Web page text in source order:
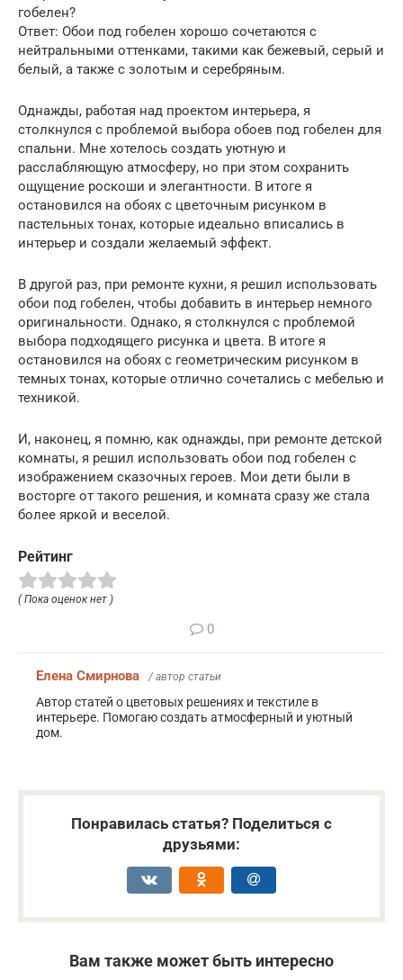
гобелен?
Ответ: Обои под гобелен хорошо сочетаются с
нейтральными оттенками, такими как бежевый, серый и
белый, а также с золотым и серебряным.
Однажды, работая над проектом интерьера, я
столкнулся с проблемой выбора обоев под гобелен для
спальни. Мне хотелось создать уютную и
расслабляющую атмосферу, но при этом сохранить
ощущение роскоши и элегантности. В итоге я
остановился на обоях с цветочным рисунком в
пастельных тонах, которые идеально вписались в
интерьер и создали желаемый эффект.
В другой раз, при ремонте кухни, я решил использовать
обои под гобелен, чтобы добавить в интерьер немного
оригинальности. Однако, я столкнулся с проблемой
выбора подходящего рисунка и цвета. В итоге я
остановился на обоях с геометрическим рисунком в
темных тонах, которые отлично сочетались с мебелью и
техникой.
И, наконец, я помню, как однажды, при ремонте детской
комнаты, я решил использовать обои под гобелен с
изображением сказочных героев. Мои дети были в
восторге от такого решения, и комната сразу же стала
более яркой и веселой.
Рейтинг
( Пока оценок нет )
0
Елена Смирнова / автор статьи
Автор статей о цветовых решениях и текстиле в
интерьере. Помогаю создать атмосферный и уютный
дом.
Понравилась статья? Поделиться с
друзьями:
Вам также может быть интересно